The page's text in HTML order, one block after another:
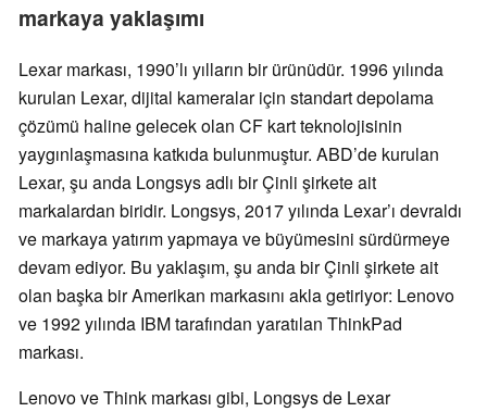
markaya yaklaşımı
Lexar markası, 1990’lı yılların bir ürünüdür. 1996 yılında
kurulan Lexar, dijital kameralar için standart depolama
çözümü haline gelecek olan CF kart teknolojisinin
yaygınlaşmasına katkıda bulunmuştur. ABD’de kurulan
Lexar, şu anda Longsys adlı bir Çinli şirkete ait
markalardan biridir. Longsys, 2017 yılında Lexar’ı devraldı
ve markaya yatırım yapmaya ve büyümesini sürdürmeye
devam ediyor. Bu yaklaşım, şu anda bir Çinli şirkete ait
olan başka bir Amerikan markasını akla getiriyor: Lenovo
ve 1992 yılında IBM tarafından yaratılan ThinkPad
markası.
Lenovo ve Think markası gibi, Longsys de Lexar